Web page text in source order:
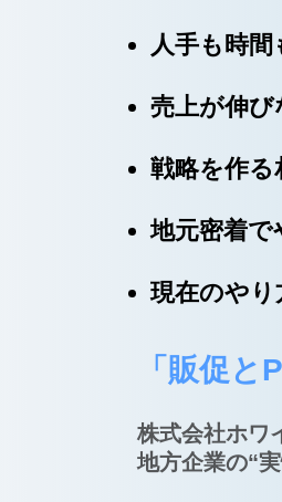
人手も時
売上が伸び
戦略を作る
地元密着
現在のや
「販促
株式会社ホワ
地方企業の“